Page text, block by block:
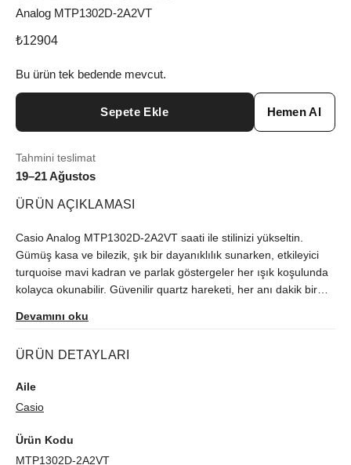
Analog MTP1302D-2A2VT
₺12904
Bu ürün tek bedende mevcut.
Sepete Ekle Hemen Al
Tahmini teslimat
19–21 Ağustos
ÜRÜN AÇIKLAMASI
Casio Analog MTP1302D-2A2VT saati ile stilinizi yükseltin.
Gümüş kasa ve bilezik, şık bir dayanıklılık sunarken, etkileyici
turquoise mavi kadran ve parlak göstergeler her ışık koşulunda
kolayca okunabilir. Güvenilir quartz hareketi, her anı dakik bir
pratikliği artırılırken, 50 metre su direnci günlük hayatın
maceralarınızda, bu saat her yolculukta sadık bir eşlikçiniz
Devamını oku
ÜRÜN DETAYLARI
Aile
Casio
Ürün Kodu
MTP1302D-2A2VT